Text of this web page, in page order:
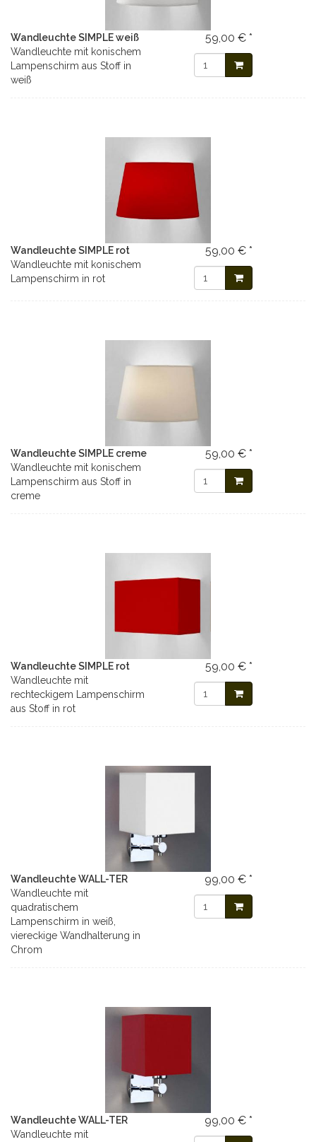
Wandleuchte SIMPLE weiß
Wandleuchte mit konischem
Lampenschirm aus Stoff in
weiß
59,00 € *
Wandleuchte SIMPLE rot
Wandleuchte mit konischem
Lampenschirm in rot
59,00 € *
Wandleuchte SIMPLE creme
Wandleuchte mit konischem
Lampenschirm aus Stoff in
creme
59,00 € *
Wandleuchte SIMPLE rot
Wandleuchte mit
rechteckigem Lampenschirm
aus Stoff in rot
59,00 € *
Wandleuchte WALL-TER
Wandleuchte mit
quadratischem
Lampenschirm in weiß,
viereckige Wandhalterung in
Chrom
99,00 € *
Wandleuchte WALL-TER
Wandleuchte mit
99,00 € *